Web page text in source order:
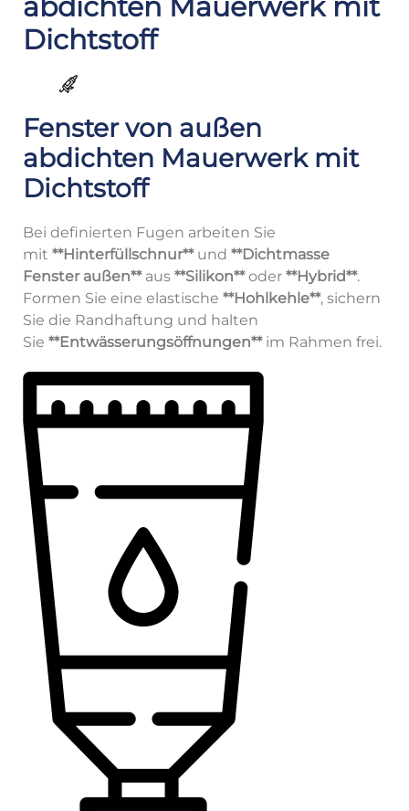
Dichtstoff
Fenster von außen
abdichten Mauerwerk mit
Dichtstoff
Bei definierten Fugen arbeiten Sie
mit **Hinterfüllschnur**und **Dichtmasse
Fenster außen**aus **Silikon**oder **Hybrid**.
Formen Sie eine elastische **Hohlkehle**, sichern
Sie die Randhaftung und halten
Sie **Entwässerungsöffnungen**im Rahmen frei.